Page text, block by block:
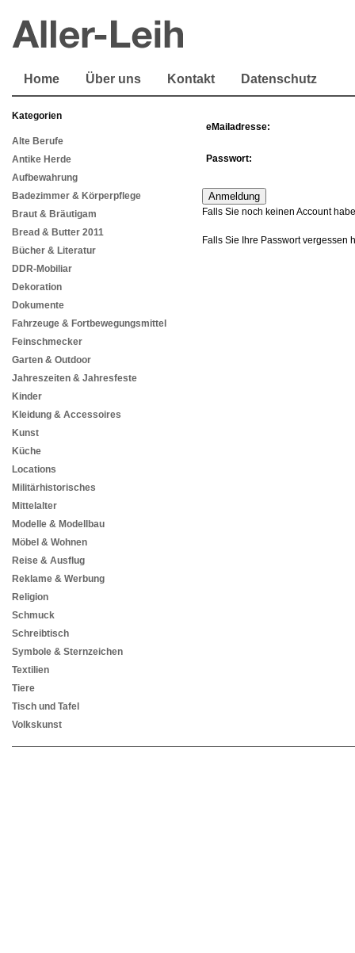
Home Über uns Kontakt Datenschutz
Kategorien
Alte Berufe
Antike Herde
Aufbewahrung
Badezimmer & Körperpflege
Braut & Bräutigam
Bread & Butter 2011
Bücher & Literatur
DDR-Mobiliar
Dekoration
Dokumente
Fahrzeuge & Fortbewegungsmittel
Feinschmecker
Garten & Outdoor
Jahreszeiten & Jahresfeste
Kinder
Kleidung & Accessoires
Kunst
Küche
Locations
Militärhistorisches
Mittelalter
Modelle & Modellbau
Möbel & Wohnen
Reise & Ausflug
Reklame & Werbung
Religion
Schmuck
Schreibtisch
Symbole & Sternzeichen
Textilien
Tiere
Tisch und Tafel
Volkskunst
eMailadresse:
Passwort:
Falls Sie noch keinen Account
Falls Sie Ihre Passwort vergessen